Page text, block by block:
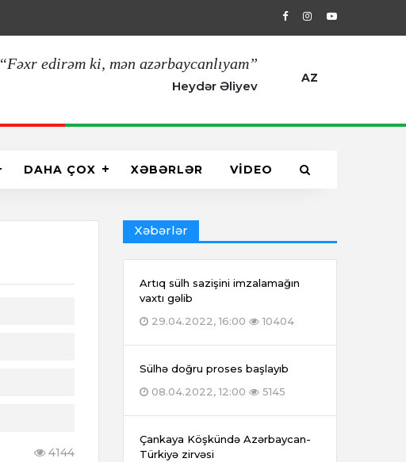
29.04.2022, 16:00 Artıq sülh
“Fəxr edirəm ki, mən azərbaycanlıyam”
Heydər Əliyev
AZ
DAHA ÇOX XƏBƏRLƏR VİDEO
4144
Xəbərlər
Artıq sülh sazişini imzalamağın
vaxtı gəlib
29.04.2022, 16:00
10404
Sülhə doğru proses başlayıb
08.04.2022, 12:00
5145
Çankaya Köşkündə Azərbaycan-
Türkiyə zirvəsi